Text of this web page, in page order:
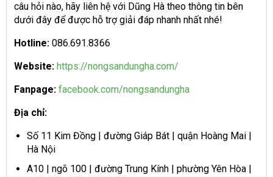
câu hỏi nào, hãy liên hệ với Dũng Hà theo thông tin bên
dưới đây để được hỗ trợ giải đáp nhanh nhất nhé!
Hotline: 086.691.8366
Website: https://nongsandungha.com/
Fanpage: facebook.com/nongsandungha
Địa chỉ:
Số 11 Kim Đồng | đường Giáp Bát | quận Hoàng Mai |
Hà Nội
A10 | ngõ 100 | đường Trung Kính | phường Yên Hòa |